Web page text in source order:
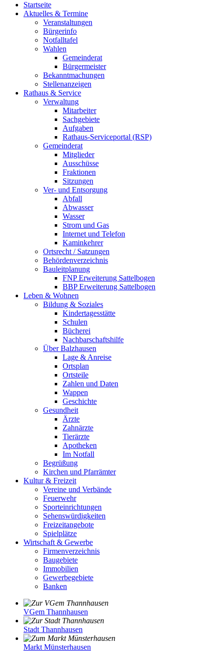
Startseite
Aktuelles & Termine
Veranstaltungen
Bürgerinfo
Notfalltafel
Wahlen
Gemeinderat
Bürgermeister
Bekanntmachungen
Stellenanzeigen
Rathaus & Service
Verwaltung
Mitarbeiter
Sachgebiete
Aufgaben
Rathaus-Serviceportal (RSP)
Gemeinderat
Mitglieder
Ausschüsse
Fraktionen
Sitzungen
Ver- und Entsorgung
Abfall
Abwasser
Wasser
Strom und Gas
Internet und Telefon
Kaminkehrer
Ortsrecht / Satzungen
Behördenverzeichnis
Bauleitplanung
FNP Erweiterung Sattelbogen
BBP Erweiterung Sattelbogen
Leben & Wohnen
Bildung & Soziales
Kindertagesstätte
Schulen
Bücherei
Nachbarschaftshilfe
Über Balzhausen
Lage & Anreise
Ortsplan
Ortsteile
Zahlen und Daten
Wappen
Geschichte
Gesundheit
Ärzte
Zahnärzte
Tierärzte
Apotheken
Im Notfall
Begrüßung
Kirchen und Pfarrämter
Kultur & Freizeit
Vereine und Verbände
Feuerwehr
Sporteinrichtungen
Sehenswürdigkeiten
Freizeitangebote
Spielplätze
Wirtschaft & Gewerbe
Firmenverzeichnis
Baugebiete
Immobilien
Gewerbegebiete
Banken
VGem Thannhausen
Stadt Thannhausen
Markt Münsterhausen